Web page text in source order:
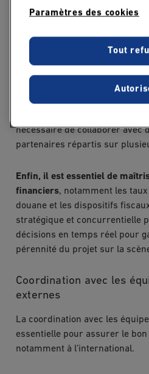
différences réglementaires,
Un projet international
l’adaptation aux spécificités
nécessaire de collaborer avec
partenaires répartis sur
Enfin, il est essentiel de
financiers, notamment les
douane et les dispositifs
stratégique et concurrentielle
décisions en temps réel pour
pérennité du projet sur la
Coordination avec les
externes
La coordination avec les
essentielle pour assurer le
notamment à l’international.
Paramètres des cookies
Tout